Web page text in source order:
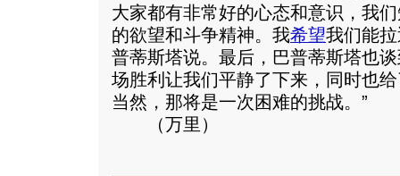
大家都有非常好的心态和意识，我
的欲望和斗争精神。我希望我们能
普蒂斯塔说。最后，巴普蒂斯塔也
场胜利让我们平静了下来，同时也
当然，那将是一次困难的挑战。”
（万里）